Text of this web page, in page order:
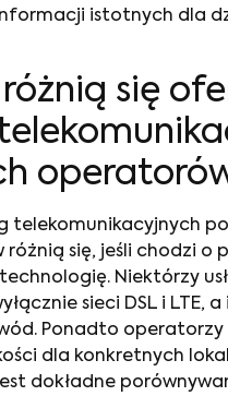
istotnych dla
się
telekomunikacyjnych
się, jeśli chodzi o
Niektórzy
sieci DSL i LTE,
Ponadto
dla konkretnych
dokładne